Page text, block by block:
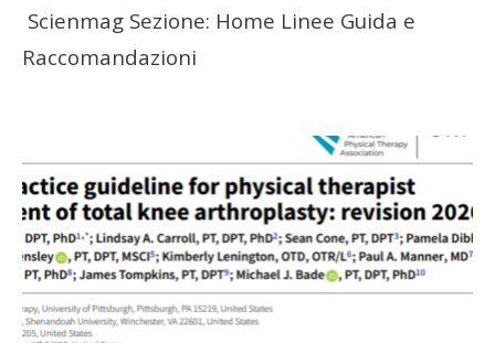
Scienmag Sezione: Home Linee Guida e
Raccomandazioni